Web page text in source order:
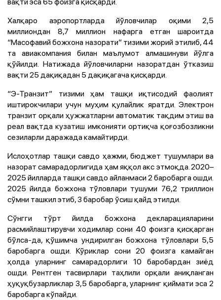
Халқаро аэропортларда йўловчилар оқими 2,5
миллиондан 8,7 миллион нафарга етган шароитда
“Масофавий божхона назорати” тизими жорий этилиб, 44
та авиакомпания билан маълумот алмашинуви йўлга
қўйилди. Натижада йўловчиларни назоратдан ўтказиш
вақти 25 дақиқадан 5 дақиқагача қисқарди.
“Э-Транзит” тизими ҳам ташқи иқтисодий фаолият
иштирокчилари учун муҳим қулайлик яратди. Электрон
транзит орқали ҳужжатларни автоматик тақдим этиш ва
реал вақтда кузатиш имконияти ортиқча қоғозбозликни
сезиларли даражада камайтирди.
Ислоҳотлар ташқи савдо ҳажми, бюджет тушумлари ва
назорат самарадорлигида ҳам яққол акс этмоқда. 2020–
2025 йилларда ташқи савдо айланмаси 2 баробарга ошди.
2025 йилда божхона тўловлари тушуми 76,2 триллион
сўмни ташкил этиб, 3 баробар ўсиш қайд этилди.
Сўнгги тўрт йилда божхона декларацияларини
расмийлаштирувчи ходимлар сони 40 фоизга қисқарган
бўлса-да, қўшимча ундирилган божхона тўловлари 5,5
баробарга ошди. Кўриклар сони 20 фоизга камайган
ҳолда уларнинг самарадорлиги 10 баробардан зиёд
ошди. Рентген тасвирлари таҳлили орқали аниқланган
ҳуқуқбузарликлар 3,5 баробарга, уларнинг қиймати эса 2
баробарга кўпайди.